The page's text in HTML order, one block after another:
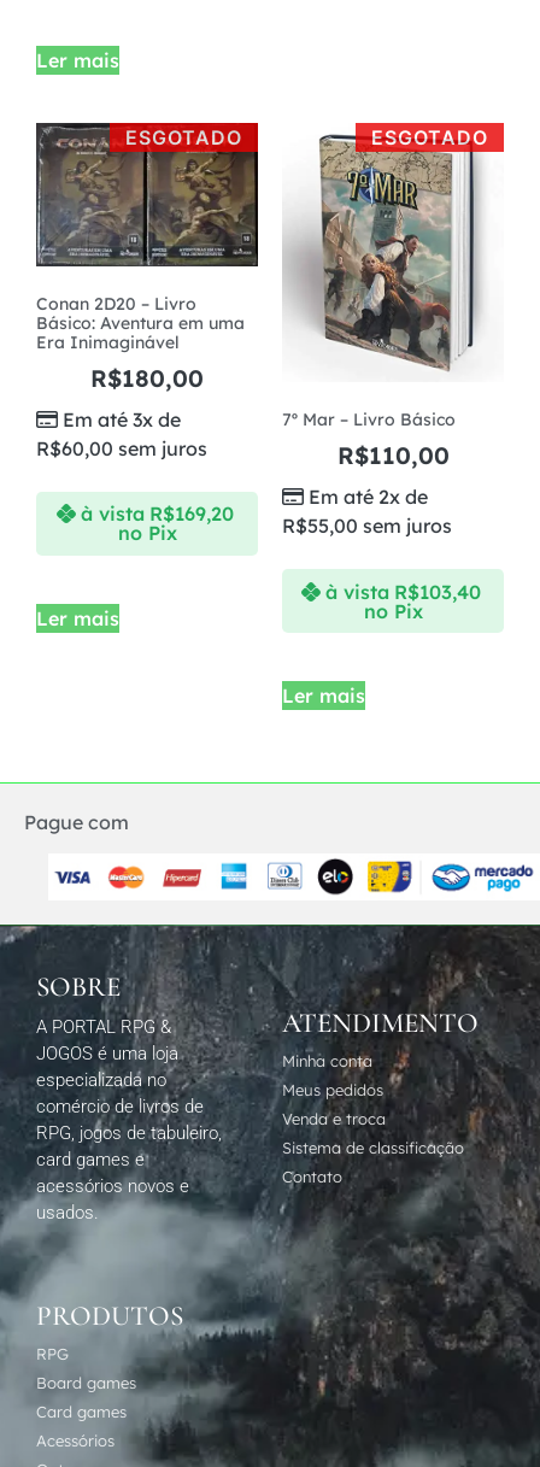
Ler mais
ESGOTADO
Conan 2D20 – Livro
Básico: Aventura em uma
Era Inimaginável
R$180,00
Em até 3x de
R$60,00 sem juros
à vista R$169,20
no Pix
Ler mais
ESGOTADO
7º Mar – Livro Básico
R$110,00
Em até 2x de
R$55,00 sem juros
à vista R$103,40
no Pix
Ler mais
Pague com
SOBRE
A PORTAL RPG &
JOGOS é uma loja
especializada no
comércio de livros de
RPG, jogos de tabuleiro,
card games e
acessórios novos e
usados.
ATENDIMENTO
Minha conta
Meus pedidos
Venda e troca
Sistema de classificação
Contato
PRODUTOS
RPG
Board games
Card games
Acessórios